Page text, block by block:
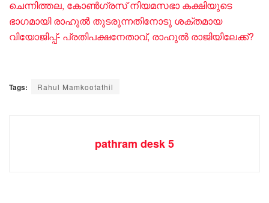
ചെന്നിത്തല, കോൺഗ്രസ് നിയമസഭാ കക്ഷിയുടെ
ഭാഗമായി രാഹുൽ തുടരുന്നതിനോടു ശക്തമായ
വിയോജിപ്പ്- പ്രതിപക്ഷനേതാവ്, രാഹുൽ രാജിയിലേക്ക്?
Tags: Rahul Mamkootathil
pathram desk 5